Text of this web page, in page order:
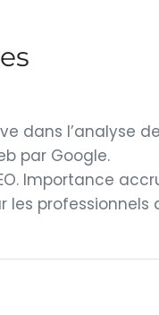
dans l’analyse de
par Google.
Importance
les professionnels